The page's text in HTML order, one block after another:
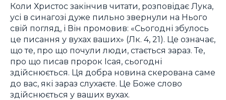
Коли Христос закінчив читати, розповідає Лука,
усі в синагозі дуже пильно звернули на Нього
свій погляд, і Він промовив: «Сьогодні збулось
це писання у вухах ваших» (Лк. 4, 21). Це означає,
що те, про що почули люди, стається зараз. Те,
про що писав пророк Ісая, сьогодні
здійснюється. Ця добра новина скерована саме
до вас, які зараз слухаєте. Це Боже слово
здійснюється у ваших вухах.